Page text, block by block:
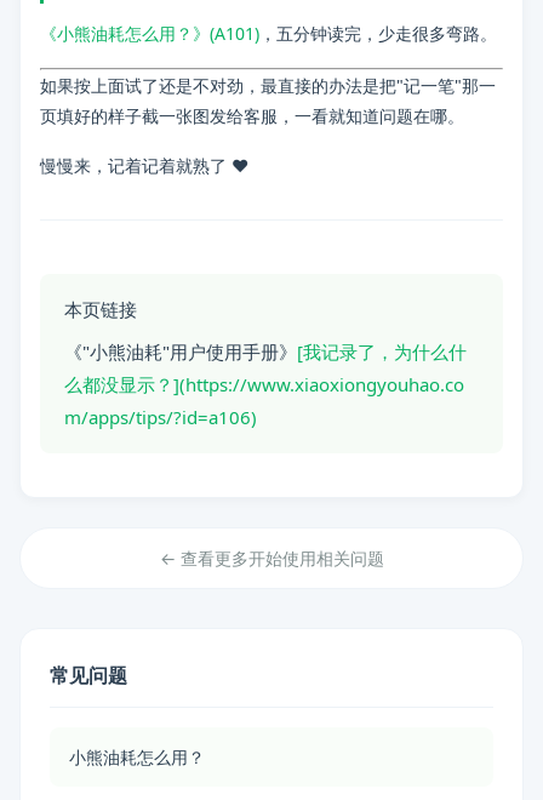
《小熊油耗怎么用？》(A101) ，五分钟读完，少走很多弯路。
如果按上面试了还是不对劲，最直接的办法是把"记一笔"那一
页填好的样子截一张图发给客服，一看就知道问题在哪。
慢慢来，记着记着就熟了 ❤️
本页链接
《"小熊油耗"用户使用手册》 [我记录了，为什么什
么都没显示？](https://www.xiaoxiongyouhao.co
m/apps/tips/?id=a106)
← 查看更多开始使用相关问题
常见问题
小熊油耗怎么用？